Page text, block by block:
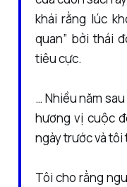
khái rằng lúc
quan” bởi thái
tiêu cực.
… Nhiều năm
hương vị cuộc
ngày trước và tôi
Tôi cho rằng